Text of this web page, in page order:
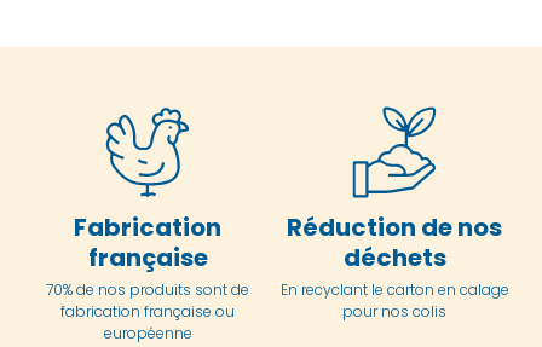
Fabrication
française
70% de nos produits sont de
fabrication française ou
européenne
Réduction de nos
déchets
En recyclant le carton en calage
pour nos colis